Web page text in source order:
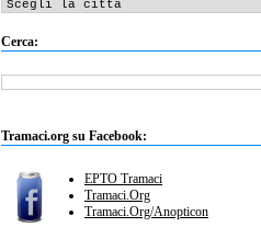
Cerca:
Tramaci.org su Facebook:
EPTO Tramaci
Tramaci.Org
Tramaci.Org/Anopticon